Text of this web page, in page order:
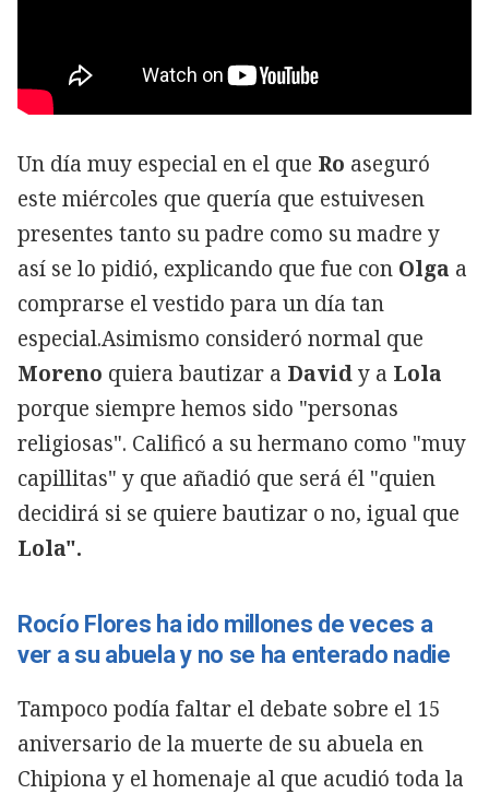
Un día muy especial en el que Ro aseguró
este miércoles que quería que estuivesen
presentes tanto su padre como su madre y
así se lo pidió, explicando que fue con Olga a
comprarse el vestido para un día tan
especial.Asimismo consideró normal que
Moreno quiera bautizar a Davidy a Lola
porque siempre hemos sido "personas
religiosas". Calificó a su hermano como "muy
capillitas" y que añadió que será él "quien
decidirá si se quiere bautizar o no, igual que
Lola".
Rocío Flores ha ido millones de veces a
ver a su abuela y no se ha enterado nadie
Tampoco podía faltar el debate sobre el 15
aniversario de la muerte de su abuela en
Chipiona y el homenaje al que acudió toda la